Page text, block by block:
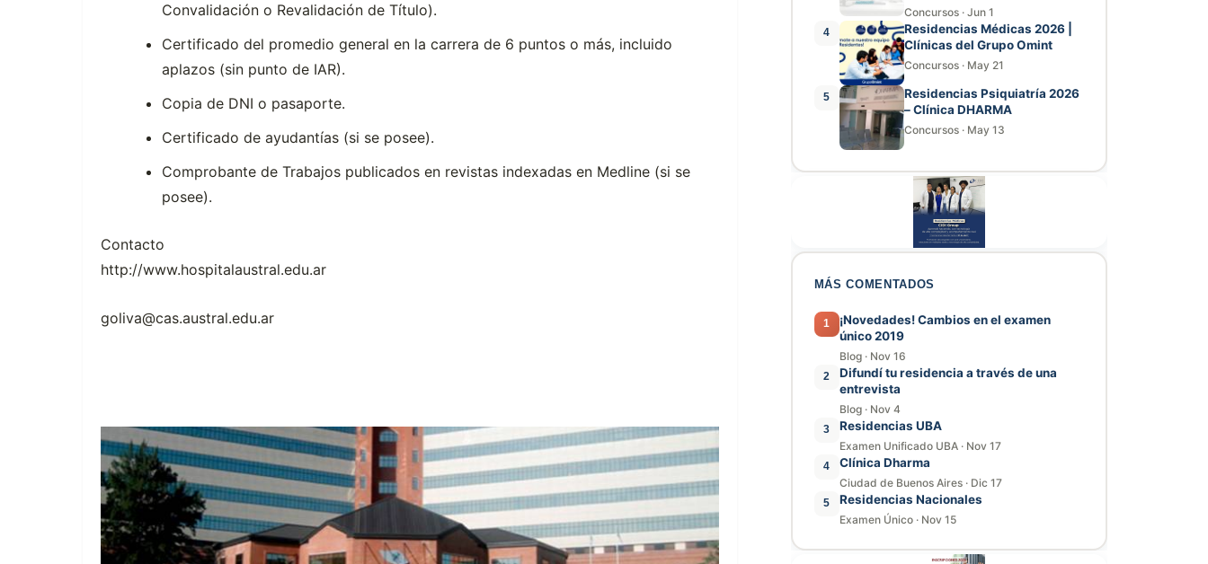
Convalidación o Revalidación de Título).
Certificado del promedio general en la carrera de 6 puntos o más, incluido
aplazos (sin punto de IAR).
Copia de DNI o pasaporte.
Certificado de ayudantías (si se posee).
Comprobante de Trabajos publicados en revistas indexadas en Medline (si se
posee).
Contacto
http://www.hospitalaustral.edu.ar
goliva@cas.austral.edu.ar
Concursos · Jun 1
4
Residencias Médicas 2026 |
Clínicas del Grupo Omint
Concursos · May 21
5
Residencias Psiquiatría 2026
– Clínica DHARMA
Concursos · May 13
MÁS COMENTADOS
1
¡Novedades! Cambios en el examen
único 2019
Blog · Nov 16
2
Difundí tu residencia a través de una
entrevista
Blog · Nov 4
3 Residencias UBA
Examen Unificado UBA · Nov 17
4 Clínica Dharma
Ciudad de Buenos Aires · Dic 17
5 Residencias Nacionales
Examen Único · Nov 15